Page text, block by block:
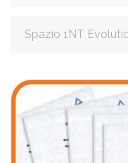
Spazio 1NT